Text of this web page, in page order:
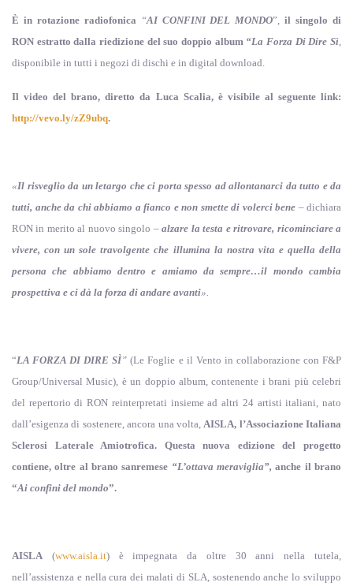
È in rotazione radiofonica “AI CONFINI DEL MONDO”,il singolo di
RON estratto dalla riedizione del suo doppio album “La Forza Di Dire Sì,
disponibile in tutti i negozi di dischi e in digital download.
Il video del brano, diretto da Luca Scalia, è visibile al seguente link:
http://vevo.ly/zZ9ubq.
«Il risveglio da un letargo che ci porta spesso ad allontanarci da tutto e da
tutti, anche da chi abbiamo a fianco e non smette di volerci bene – dichiara
RON in merito al nuovo singolo –alzare la testa e ritrovare, ricominciare a
vivere, con un sole travolgente che illumina la nostra vita e quella della
persona che abbiamo dentro e amiamo da sempre…il mondo cambia
prospettiva e ci dà la forza di andare avanti».
“LA FORZA DI DIRE SÌ” (Le Foglie e il Vento in collaborazione con F&P
Group/Universal Music), è un doppio album, contenente i brani più celebri
del repertorio di RON reinterpretati insieme ad altri 24 artisti italiani, nato
dall’esigenza di sostenere, ancora una volta,AISLA, l’Associazione Italiana
Sclerosi Laterale Amiotrofica. Questa nuova edizione del progetto
contiene, oltre al brano sanremese “L’ottava meraviglia”,anche il brano
“Ai confini del mondo”.
AISLA (www.aisla.it) è impegnata da oltre 30 anni nella tutela,
nell’assistenza e nella cura dei malati di SLA, sostenendo anche lo sviluppo